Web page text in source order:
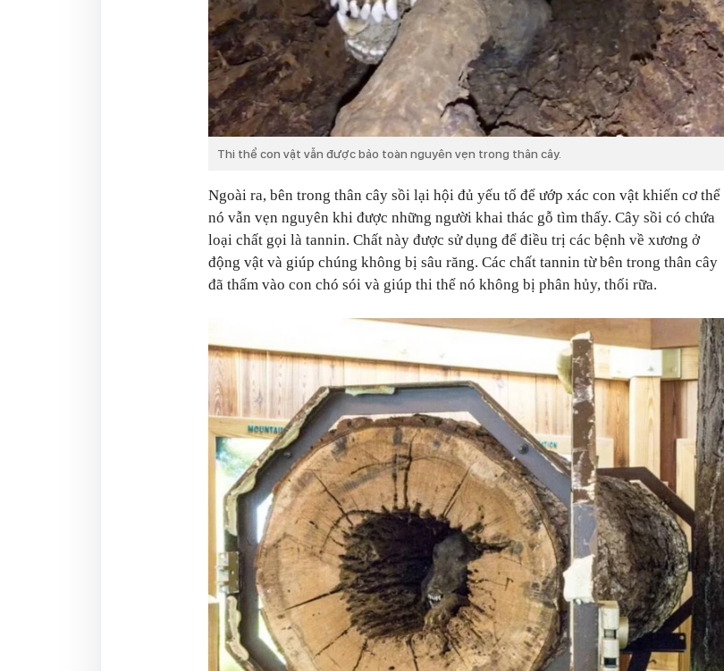
Thi thể con vật vẫn được bảo toàn nguyên vẹn trong thân cây.
Ngoài ra, bên trong thân cây sồi lại hội đủ yếu tố để ướp xác con vật khiến cơ thể
nó vẫn vẹn nguyên khi được những người khai thác gỗ tìm thấy. Cây sồi có chứa
loại chất gọi là tannin. Chất này được sử dụng để điều trị các bệnh về xương ở
động vật và giúp chúng không bị sâu răng. Các chất tannin từ bên trong thân cây
đã thấm vào con chó sói và giúp thi thể nó không bị phân hủy, thối rữa.